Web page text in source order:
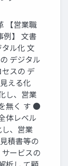
【営業職
例】 ⽂書
ル化 ⽂
デジタル
スの デ
える化
し、営業
無く す ●
体レベル
、営業
積書等の
ービスの